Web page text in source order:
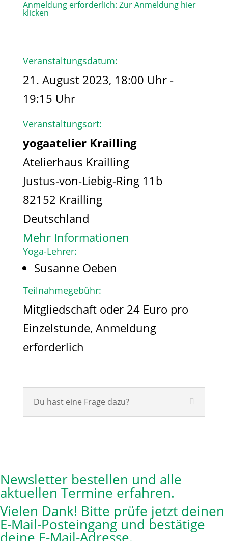
Anmeldung erforderlich: Zur Anmeldung hier
klicken
Veranstaltungsdatum:
21. August 2023, 18:00 Uhr -
19:15 Uhr
Veranstaltungsort:
yogaatelier Krailling
Atelierhaus Krailling
Justus-von-Liebig-Ring 11b
82152 Krailling
Deutschland
Mehr Informationen
Yoga-Lehrer:
Susanne Oeben
Teilnahmegebühr:
Mitgliedschaft oder 24 Euro pro
Einzelstunde, Anmeldung
erforderlich
Du hast eine Frage dazu?
Newsletter bestellen und alle
aktuellen Termine erfahren.
Vielen Dank! Bitte prüfe jetzt deinen
E-Mail-Posteingang und bestätige